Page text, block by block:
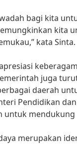
bagi kita
kita
kata Sinta.
juga
daerah
Pendidikan
untuk mendukung
merupakan